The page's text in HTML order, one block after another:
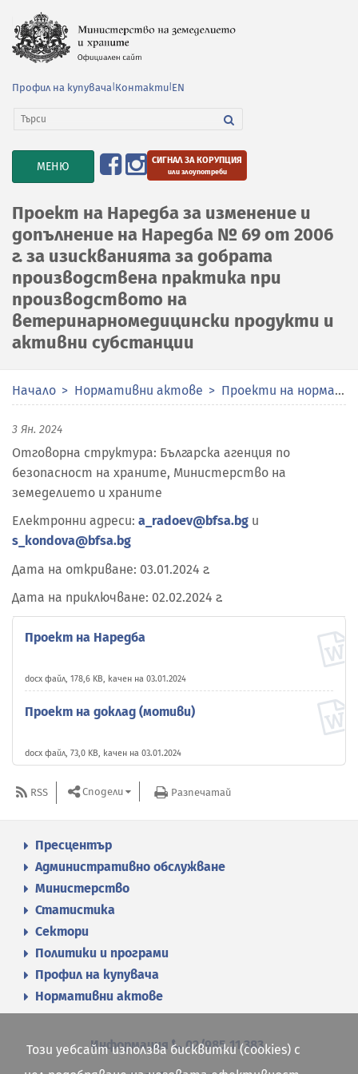
Профил на купувача Контакти EN
TOGGLE
NAVIGATION
МЕНЮ СИГНАЛ ЗА КОРУПЦИЯ
или злоупотреби
Проект на Наредба за изменение и
допълнение на Наредба № 69 от 2006
г. за изискванията за добрата
производствена практика при
производството на
ветеринарномедицински продукти и
активни субстанции
Начало Нормативни актове Проекти на нормативни актове
3 Ян. 2024
Отговорна структура: Българска агенция по
безопасност на храните, Министерство на
земеделието и храните
Електронни адреси: a_radoev@bfsa.bg и
s_kondova@bfsa.bg
Дата на откриване: 03.01.2024 г.
Дата на приключване: 02.02.2024 г.
Проект на Наредба
docx файл, 178,6 KB, качен на 03.01.2024
Проект на доклад (мотиви)
docx файл, 73,0 KB, качен на 03.01.2024
RSS Сподели Разпечатай
Пресцентър
Административно обслужване
Министерство
Статистика
Сектори
Политики и програми
Профил на купувача
Нормативни актове
Информация 02/985 11 383
Този уебсайт използва бисквитки (cookies) с